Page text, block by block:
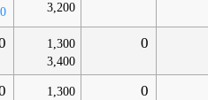
3,200
1,300
3,400
0
1,300
0